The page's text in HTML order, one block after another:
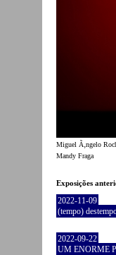
Miguel Ã‚ngelo
Mandy Fraga
Exposições
2022-11-09
(tempo)
2022-09-22
UM ENORME